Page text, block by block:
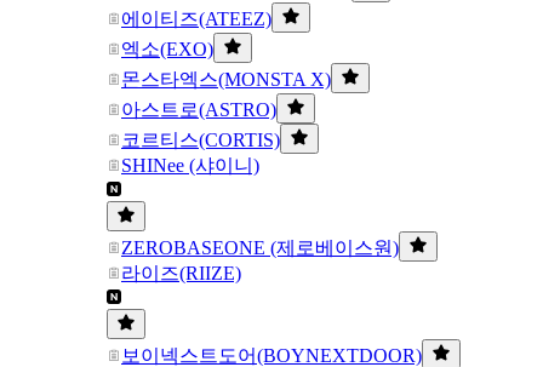
에이티즈(ATEEZ)
엑소(EXO)
몬스타엑스(MONSTA X)
아스트로(ASTRO)
코르티스(CORTIS)
SHINee (샤이니)
ZEROBASEONE (제로베이스원)
라이즈(RIIZE)
보이넥스트도어(BOYNEXTDOOR)